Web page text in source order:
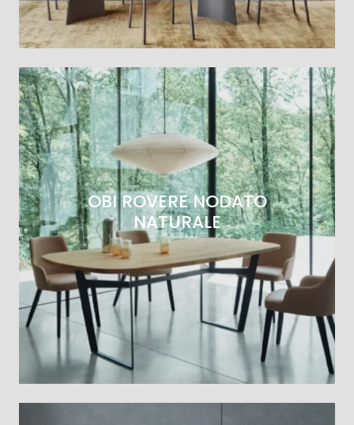
OBI ROVERE NODATO
NATURALE